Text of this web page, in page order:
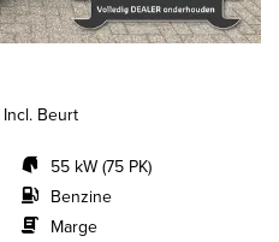
Beurt
55 kW (75 PK)
Benzine
Marge